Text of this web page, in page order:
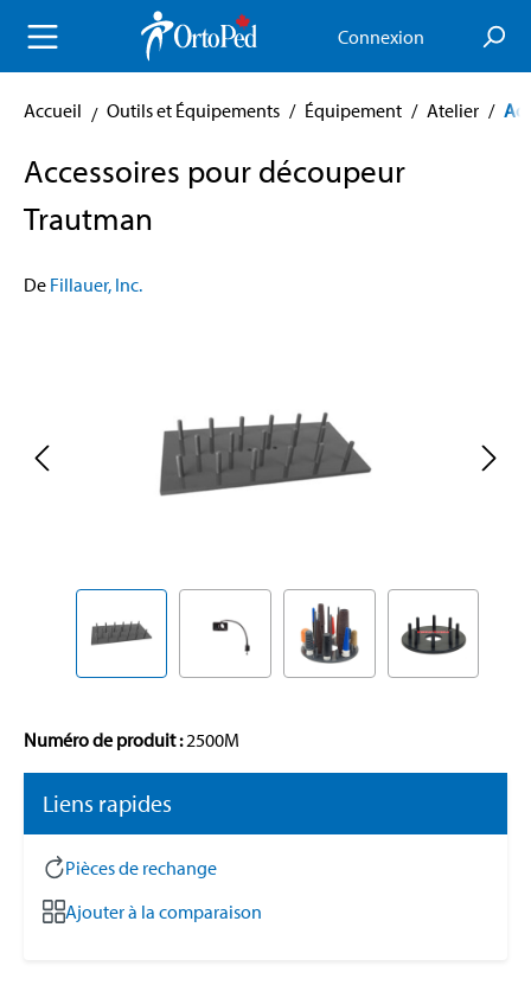
principal Connexion
Accueil Outils et Équipements / Équipement / Atelier /
Accessoires pour découpeur
Trautman
De Fillauer, Inc.
Numéro de produit :2500M
Liens rapides
Pièces de rechange
Ajouter à la comparaison